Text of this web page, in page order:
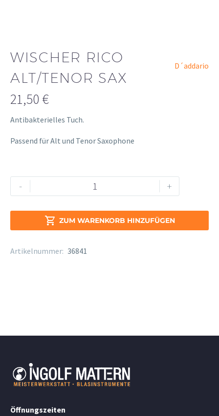
WISCHER RICO
ALT/TENOR SAX
D´addario
21,50 €
Antibakterielles Tuch.
Passend für Alt und Tenor Saxophone
-
Wischer
Rico
Menge
+
 ZUM WARENKORB HINZUFÜGEN
Alternative:
Artikelnummer: 36841
Öffnungszeiten